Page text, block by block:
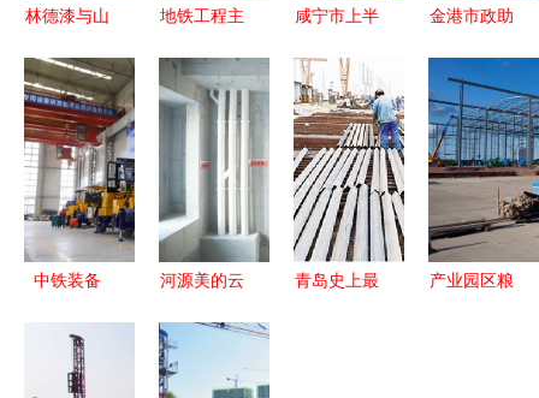
林德漆与山
再次联手
河南平顶山
建设工程项
目扬帆起航
地铁工程主
解析
咸宁市上半
成绩揭晓
赤壁综合排
名第一，建
设工程施工
提速升级
金港市政助
建设工程
高品质施工
案例解析
中铁装备
型锚注一体
台车 高原
河源美的云
工程质量月
观摩会圆满
青岛史上最
产业园区粮